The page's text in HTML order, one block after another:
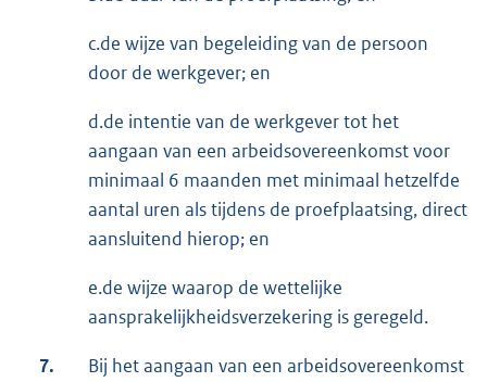
c.de wijze van begeleiding van de persoon
door de werkgever; en
d.de intentie van de werkgever tot het
aangaan van een arbeidsovereenkomst voor
minimaal 6 maanden met minimaal hetzelfde
aantal uren als tijdens de proefplaatsing, direct
aansluitend hierop; en
e.de wijze waarop de wettelijke
aansprakelijkheidsverzekering is geregeld.
7.
Bij het aangaan van een arbeidsovereenkomst